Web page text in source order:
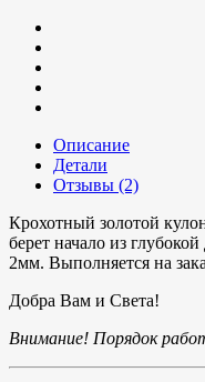
Описание
Детали
Отзывы (2)
Крохотный золотой
берет начало из
2мм. Выполняется на
Добра Вам и Света!
Внимание! Порядок